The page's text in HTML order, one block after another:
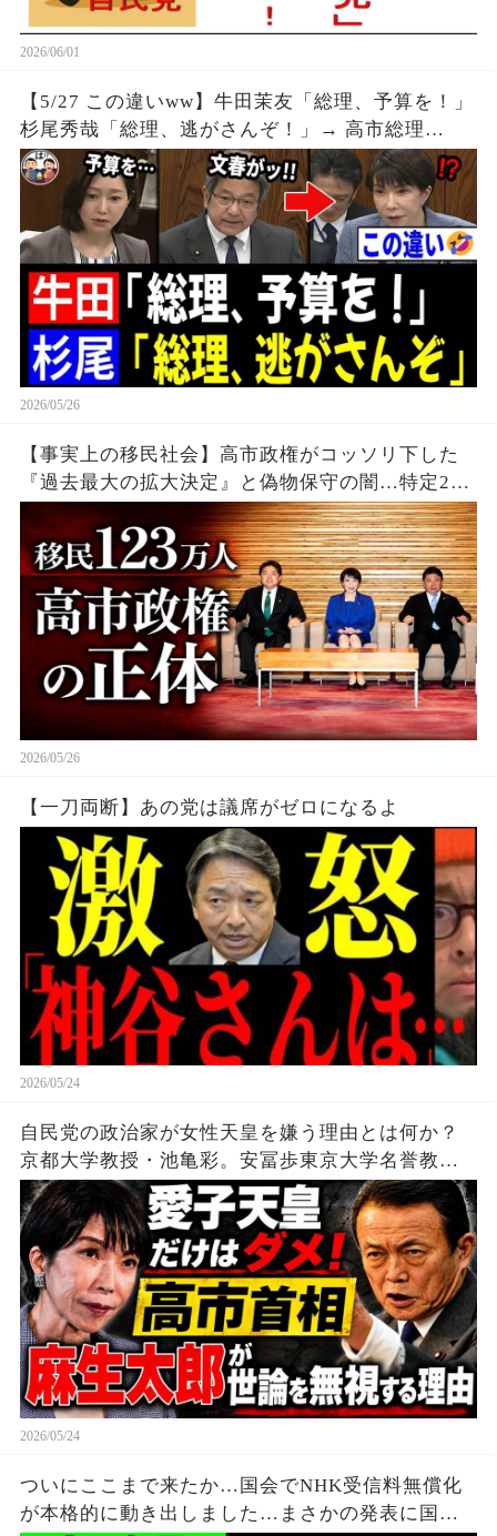
2026/06/01
【5/27 この違いww】牛田茉友「総理、予算を！」
杉尾秀哉「総理、逃がさんぞ！」→ 高市総理
「！？」
2026/05/26
【事実上の移民社会】高市政権がコッソリ下した
『過去最大の拡大決定』と偽物保守の闇…特定2号
が1年で9倍激増の衝撃データを暴露する。
2026/05/26
【一刀両断】あの党は議席がゼロになるよ
2026/05/24
自民党の政治家が女性天皇を嫌う理由とは何か？
京都大学教授・池亀彩。安冨歩東京大学名誉教
授。
2026/05/24
ついにここまで来たか…国会でNHK受信料無償化
が本格的に動き出しました…まさかの発表に国会